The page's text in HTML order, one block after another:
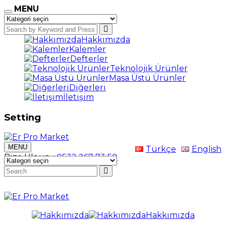
MENU
Hakkımızda
Kalemler
Defterler
Teknolojik Ürünler
Masa Üstü Ürünler
Diğerleri
İletişim
Setting
MENU
Bize Ulaşın+0532 267 73 50
Türkçe English
Hakkımızda